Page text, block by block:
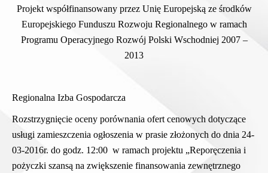
Projekt współfinansowany przez Unię Europejską ze środków
Europejskiego Funduszu Rozwoju Regionalnego w ramach
Programu Operacyjnego Rozwój Polski Wschodniej 2007 –
2013
Regionalna Izba Gospodarcza
Rozstrzygnięcie oceny porównania ofert cenowych dotyczące
usługi zamieszczenia ogłoszenia w prasie złożonych do dnia 24-
03-2016r. do godz. 12:00 w ramach projektu „Reporęczenia i
pożyczki szansą na zwiększenie finansowania zewnętrznego